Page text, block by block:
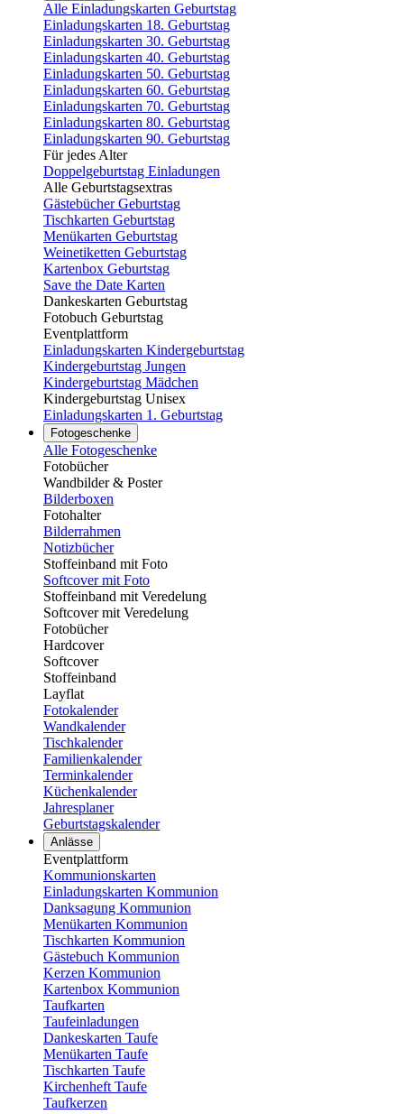
Alle Einladungskarten Geburtstag
Einladungskarten 18. Geburtstag
Einladungskarten 30. Geburtstag
Einladungskarten 40. Geburtstag
Einladungskarten 50. Geburtstag
Einladungskarten 60. Geburtstag
Einladungskarten 70. Geburtstag
Einladungskarten 80. Geburtstag
Einladungskarten 90. Geburtstag
Für jedes Alter
Doppelgeburtstag Einladungen
Alle Geburtstagsextras
Gästebücher Geburtstag
Tischkarten Geburtstag
Menükarten Geburtstag
Weinetiketten Geburtstag
Kartenbox Geburtstag
Save the Date Karten
Dankeskarten Geburtstag
Fotobuch Geburtstag
Eventplattform
Einladungskarten Kindergeburtstag
Kindergeburtstag Jungen
Kindergeburtstag Mädchen
Kindergeburtstag Unisex
Einladungskarten 1. Geburtstag
Fotogeschenke
Alle Fotogeschenke
Fotobücher
Wandbilder & Poster
Bilderboxen
Fotohalter
Bilderrahmen
Notizbücher
Stoffeinband mit Foto
Softcover mit Foto
Stoffeinband mit Veredelung
Softcover mit Veredelung
Fotobücher
Hardcover
Softcover
Stoffeinband
Layflat
Fotokalender
Wandkalender
Tischkalender
Familienkalender
Terminkalender
Küchenkalender
Jahresplaner
Geburtstagskalender
Anlässe
Eventplattform
Kommunionskarten
Einladungskarten Kommunion
Danksagung Kommunion
Menükarten Kommunion
Tischkarten Kommunion
Gästebuch Kommunion
Kerzen Kommunion
Kartenbox Kommunion
Taufkarten
Taufeinladungen
Dankeskarten Taufe
Menükarten Taufe
Tischkarten Taufe
Kirchenheft Taufe
Taufkerzen